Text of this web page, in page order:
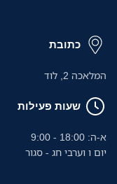
כתובת
המלאכה 2, לוד
שעות פעילות
א-ה: 18:00 - 9:00
יום ו וערבי חג - סגור